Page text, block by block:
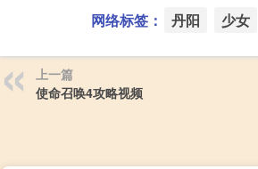
网络标签： 丹阳 少女
上一篇
使命召唤4攻略视频